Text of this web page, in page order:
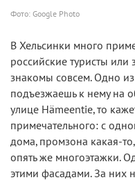
Фото: Google Photo
В Хельсинки много
российские туристы или
знакомы совсем. Одно
подъезжаешь к нему на
улице Hämeentie, то
примечательного: с
дома, промзона какая-
опять же многоэтажки.
этими фасадами. За них